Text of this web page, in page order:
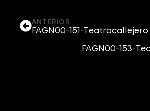
ANTERIOR
FAGN00-151-Teatrocallejero
FAGN00-153-